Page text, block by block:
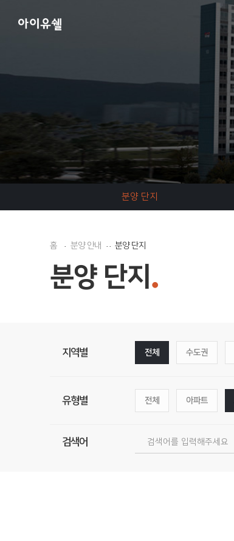
분양 단지
홈 분양 안내 분양 단지
분양 단지
지역별 전체 수도권
유형별 전체 아파트
검색어